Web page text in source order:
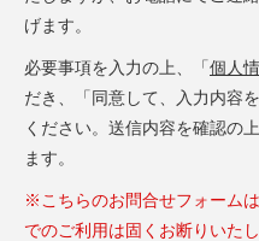
げます。
必要事項を入力の上、「個人
だき、「同意して、入力内容
ください。送信内容を確認の
ます。
※こちらのお問合せフォーム
でのご利用は固くお断りいたし